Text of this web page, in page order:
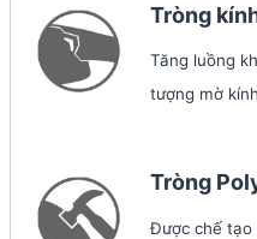
Tròng
Tăng luồng
tượng mờ
Tròng
Được chế tạo